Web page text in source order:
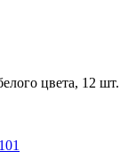
цвета, 12 шт.